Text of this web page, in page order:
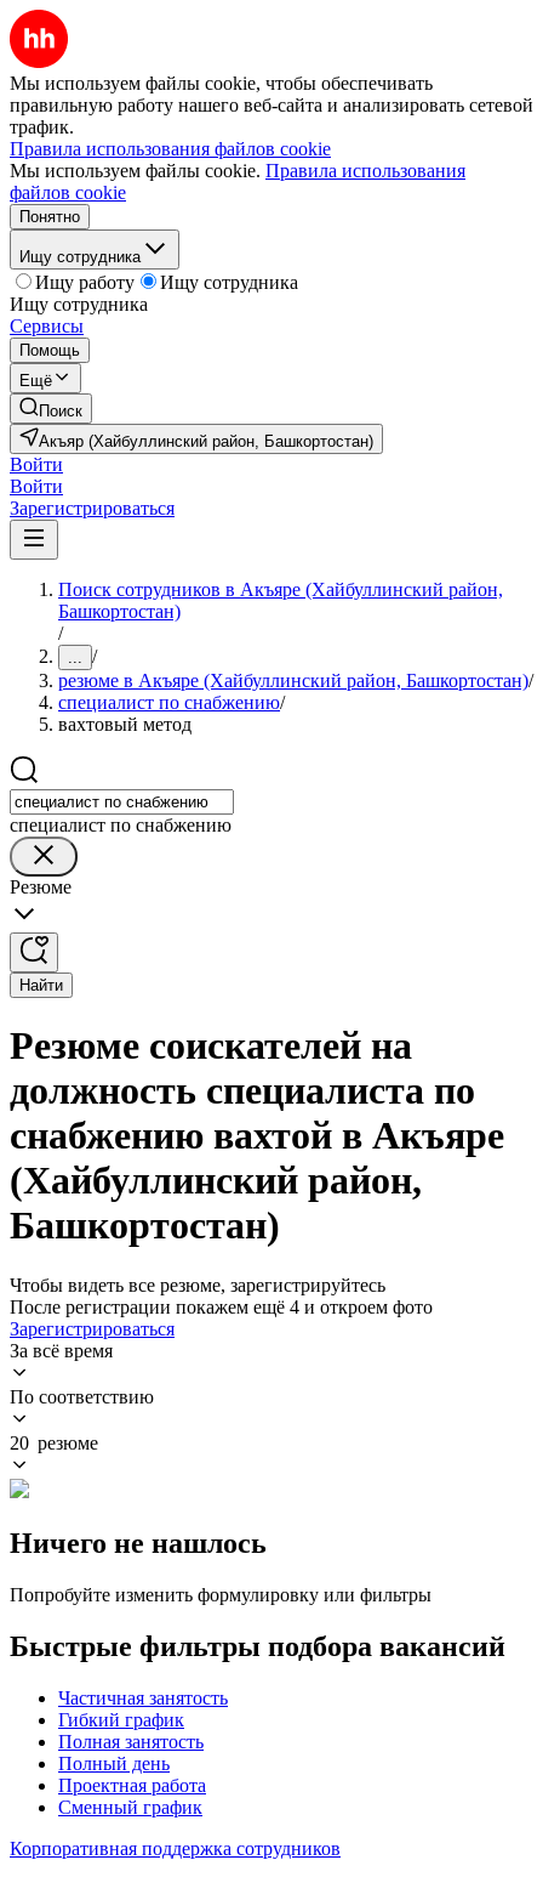
Мы используем файлы cookie, чтобы обеспечивать
правильную работу нашего веб-сайта и анализировать сетевой
трафик.
Правила использования файлов cookie
Мы используем файлы cookie. Правила использования
файлов cookie
Понятно
Ищу сотрудника
Ищу работу
Ищу сотрудника
Ищу сотрудника
Сервисы
Помощь
Ещё
Поиск
Акъяр (Хайбуллинский район, Башкортостан)
Войти
Войти
Зарегистрироваться
Поиск сотрудников в Акъяре (Хайбуллинский район,
Башкортостан)
/
... /
резюме в Акъяре (Хайбуллинский район, Башкортостан)/
специалист по снабжению/
вахтовый метод
специалист по снабжению
Резюме
Найти
Резюме соискателей на
должность специалиста по
снабжению вахтой в Акъяре
(Хайбуллинский район,
Башкортостан)
Чтобы видеть все резюме, зарегистрируйтесь
После регистрации покажем ещё 4 и откроем фото
Зарегистрироваться
За всё время
По соответствию
20 резюме
Ничего не нашлось
Попробуйте изменить формулировку или фильтры
Быстрые фильтры подбора вакансий
Частичная занятость
Гибкий график
Полная занятость
Полный день
Проектная работа
Сменный график
Корпоративная поддержка сотрудников